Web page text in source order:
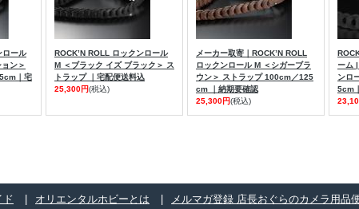
ロール
ン＞
｜宅
ROCK’N ROLL ロックンロール
M ＜ブラック イズ ブラック＞ ス
トラップ ｜宅配便送料込
25,300円(税込)
メーカー取寄｜ROCK’N ROLL
ロックンロール M ＜シガーブラ
ウン＞ ストラップ 100cm／125
cm ｜納期要確認
25,300円(税込)
ーム
ンロ
5cm
ド オリエンタルホビーとは メルマガ登録 店長おぐらのカメラ用品